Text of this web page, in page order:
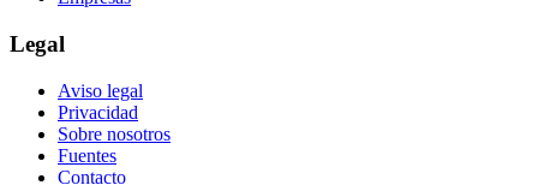
Legal
Aviso legal
Privacidad
Sobre nosotros
Fuentes
Contacto